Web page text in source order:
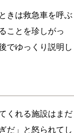
きは救急車を呼ぶ
ことを珍しがっ
でゆっくり説明し
くれる施設はまだ
だ」と怒られてし